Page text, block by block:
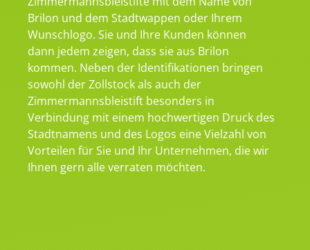
Brilon und dem Stadtwappen oder Ihrem
Wunschlogo. Sie und Ihre Kunden können
dann jedem zeigen, dass sie aus Brilon
kommen. Neben der Identifikationen bringen
sowohl der Zollstock als auch der
Zimmermannsbleistift besonders in
Verbindung mit einem hochwertigen Druck des
Stadtnamens und des Logos eine Vielzahl von
Vorteilen für Sie und Ihr Unternehmen, die wir
Ihnen gern alle verraten möchten.